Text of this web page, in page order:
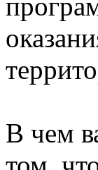
В чем